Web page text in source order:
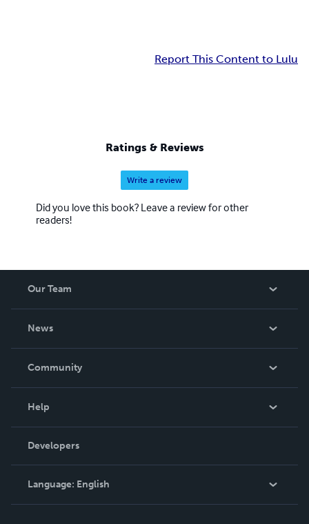
Report This Content to Lulu
Ratings & Reviews
Write a review
Did you love this book? Leave a review for other
readers!
Our Team
News
In The News
Community
Podcast
Help
Order Lookup
Knowledge Base
Contact Support
Developers
Language: English